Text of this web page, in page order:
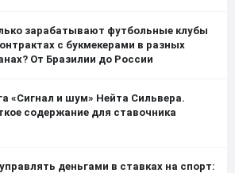
зарабатывают футбольные клубы
с букмекерами в разных
От Бразилии до России
«Сигнал и шум» Нейта Сильвера.
содержание для ставочника
деньгами в ставках на спорт: